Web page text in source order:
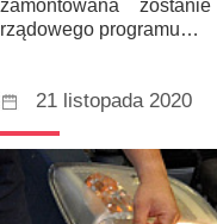
zamontowana
rządowego programu…
21 listopada 2020